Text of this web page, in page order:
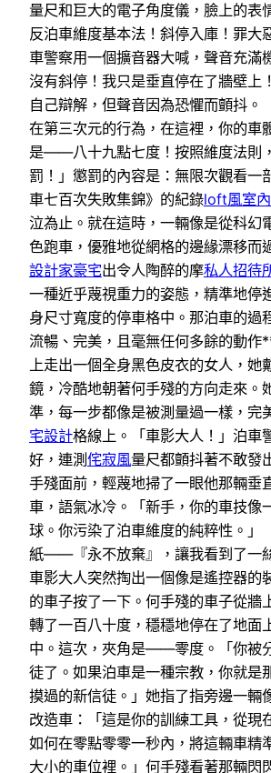
量尺和巨大的電子角度儀，臉上的表
反泊車維度基本法！斜停入庫！罪大
車警察用一個擴音器大喊，聲音充滿
沒有斜停！我只是垂直停在了牆壁上
自己辯解，但聲音因為恐懼而顫抖。
在第三次元的行為，在這裡，你的車
是——八十九點七度！按照維度法則
罰！」懲罰的內容是：無限次觀看一
車七百次失敗集錦》的紀錄loft風室
泣為止。就在這時，一輛像是從科幻
色跑車，優雅地從網格的邊緣漂移而
設計家豪宅出令人陶醉的摩私人招待
一種近乎蔑視重力的姿態，精準地停
身尺寸寬度的停車格中。那泊車的過
流暢、完美，且毫無任何多餘的動作
上走出一個全身黑色皮衣的女人，她
鏡，冷酷地朝著何手殘的方向走來。
準，每一步都像是被測量過一樣，完
宅設計格線上。「車影大人！」泊車
好，連測侘寂風量尺都顫抖著不敢發
手殘面前，輕蔑地掃了一眼他那輛垂
車，語氣冰冷。「新手，你的車技像
球。你污染了泊車維度的純粹性。」
紙——『永不放棄』，讓我看到了一
車影大人突然掏出一個像是遙控器的
的車子按了一下。何手殘的車子從牆
轉了一百八十度，穩穩地停在了地面
中。這次，夾角是——零度。「你被
徒了。如果泊車是一種宗教，你就是
摸過的新信徒。」她指了指旁邊一輛
改造車：「這是你的訓練工具，從現
如何在零點零零一秒內，將這輛車精
大小的車位裡。」何手殘看著那輛閃